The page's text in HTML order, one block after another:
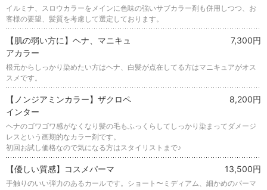
イルミナ、スロウカラーをメインに色味の強いサブカラー剤も併用しつつ、お
客様の要望、髪質を考慮して選定しております。
【肌の弱い方に】ヘナ、マニキュ
アカラー
7,300円
根元からしっかり染めたい方はヘナ、白髪が点在してる方はマニキュアがオス
スメです。
【ノンジアミンカラー】ザクロペ
インター
8,200円
ヘナのゴワゴワ感がなくなり髪の毛もふっくらしてしっかり染まってダメージ
レスという画期的なカラー剤です。
初回お試し価格なので気になる方はスタイリストまで♪
【優しい質感】コスメパーマ 13,500円
手触りのいい弾力のあるカールです。ショート〜ミディアム、細かめのパーマ